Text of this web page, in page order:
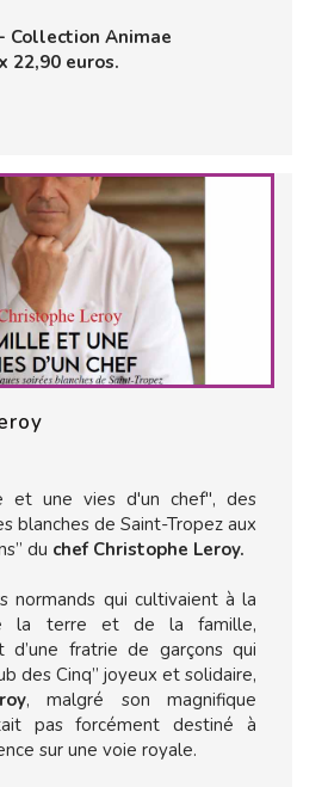
Collection Animae
22,90 euros.
et une vies d'un chef", des
blanches de Saint-Tropez aux
du chef Christophe Leroy.
normands qui cultivaient à la
la terre et de la famille,
d’une fratrie de garçons qui
des Cinq” joyeux et solidaire,
, malgré son magnifique
pas forcément destiné à
sur une voie royale.